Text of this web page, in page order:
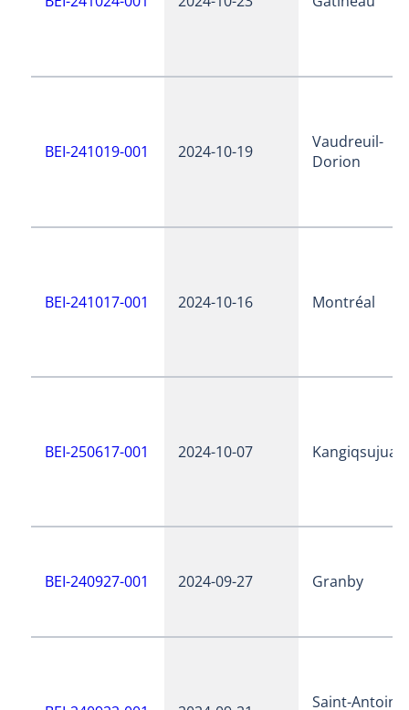
BEI-241019-001 2024-10-19
Vaudreuil-
Dorion
BEI-241017-001 2024-10-16 Montréal
BEI-250617-001 2024-10-07 Kangiqsujuaq
BEI-240927-001 2024-09-27 Granby
Saint-